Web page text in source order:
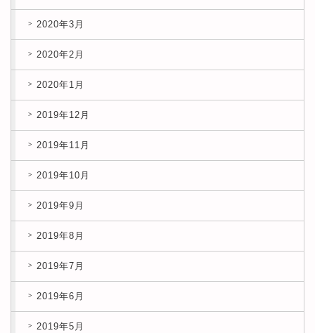
2020年3月
2020年2月
2020年1月
2019年12月
2019年11月
2019年10月
2019年9月
2019年8月
2019年7月
2019年6月
2019年5月